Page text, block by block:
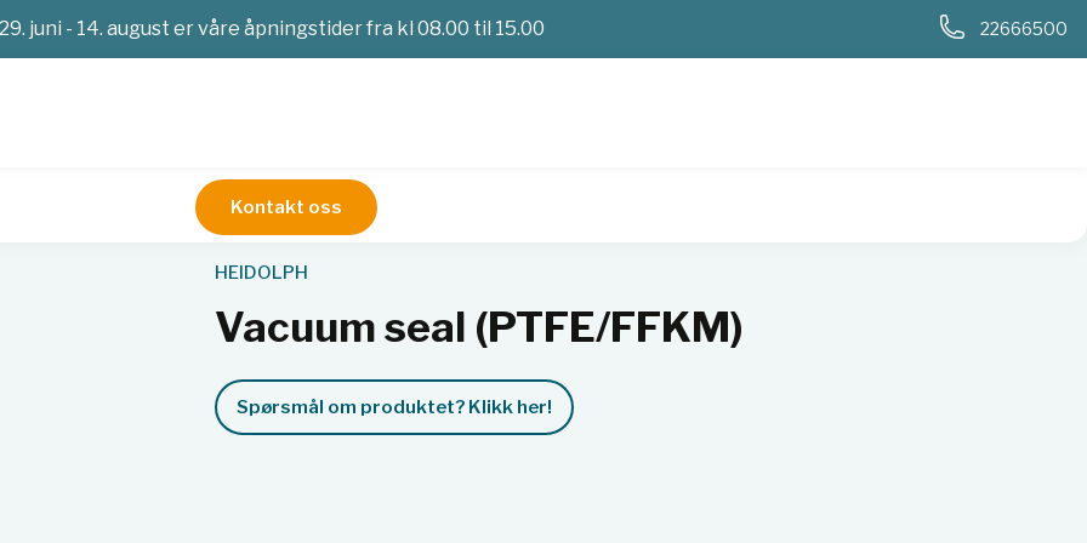
29. juni - 14. august er våre åpningstider fra kl 08.00 til 15.00 22666500
Kontakt oss
HEIDOLPH
Vacuum seal (PTFE/FFKM)
Spørsmål om produktet? Klikk her!